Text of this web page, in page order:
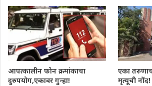
आपत्कालीन फोन क्रमांकाचा
दुरुपयोग,एकावर गुन्हा!
एका
मृत्यूची नोंद!